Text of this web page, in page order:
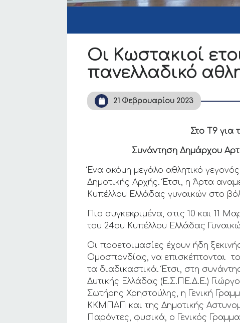
Οι Κωστακιοί
πανελλαδικό
21 Φεβρουαρίου 2023
Στο Τ9 για
Συνάντηση Δημάρχου
Ένα ακόμη μεγάλο αθλητικό
Δημοτικής Αρχής. Έτσι, η Άρτα
Κυπέλλου Ελλάδας γυναικών στο
Πιο συγκεκριμένα, στις 10 και 11
του 24ου Κυπέλλου Ελλάδας
Οι προετοιμασίες έχουν ήδη
Ομοσπονδίας, να επισκέπτονται
τα διαδικαστικά. Έτσι, στη
Δυτικής Ελλάδας (Ε.Σ.ΠΕ.Δ.Ε.)
Σωτήρης Χρηστούλης, η Γενική
ΚΚΜΠΑΠ και της Δημοτικής
Παρόντες, φυσικά, ο Γενικός